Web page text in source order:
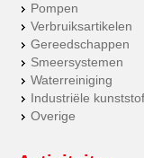
Pompen
Verbruiksartikelen
Gereedschappen
Smeersystemen
Waterreiniging
Industriële
Overige